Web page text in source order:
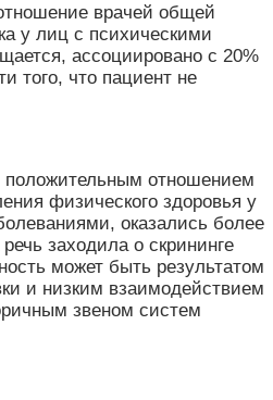
врачей общей
у лиц с психическими
ассоциировано с 20%
того, что пациент не
положительным отношением
физического здоровья у
оказались более
заходила о скрининге
может быть результатом
и низким взаимодействием
звеном систем